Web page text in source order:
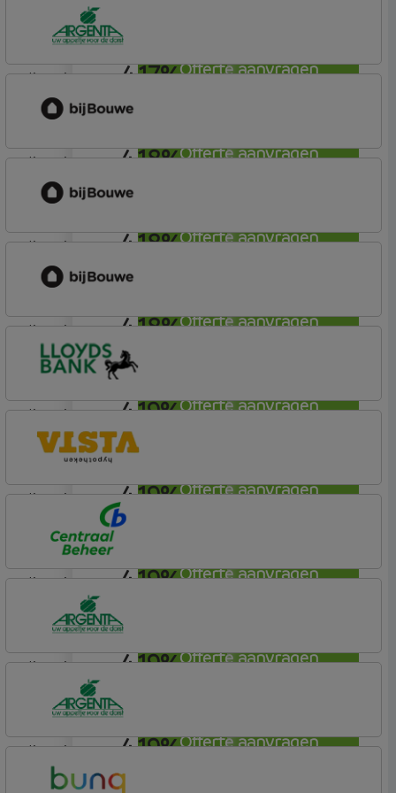
Offerte aanvragen
4,17%
Offerte aanvragen
Leef Hypotheek
lineair
4,18%
Offerte aanvragen
Hypotheek
lineair
4,18%
Offerte aanvragen
Vooruit Hypotheek
lineair
4,18%
Offerte aanvragen
Vooruit Hypotheek
lineair
4,19%
Offerte aanvragen
bijBouwe
Vooruit Hypotheek
lineair
4,19%
Offerte aanvragen
Hypotheek (1)
lineair
4,19%
Offerte aanvragen
Vista Hypotheken
lineair
4,19%
Offerte aanvragen
Centraal Beheer
Leef Hypotheek
lineair
4,19%
Argenta
Hypotheek
lineair
Hypotheek